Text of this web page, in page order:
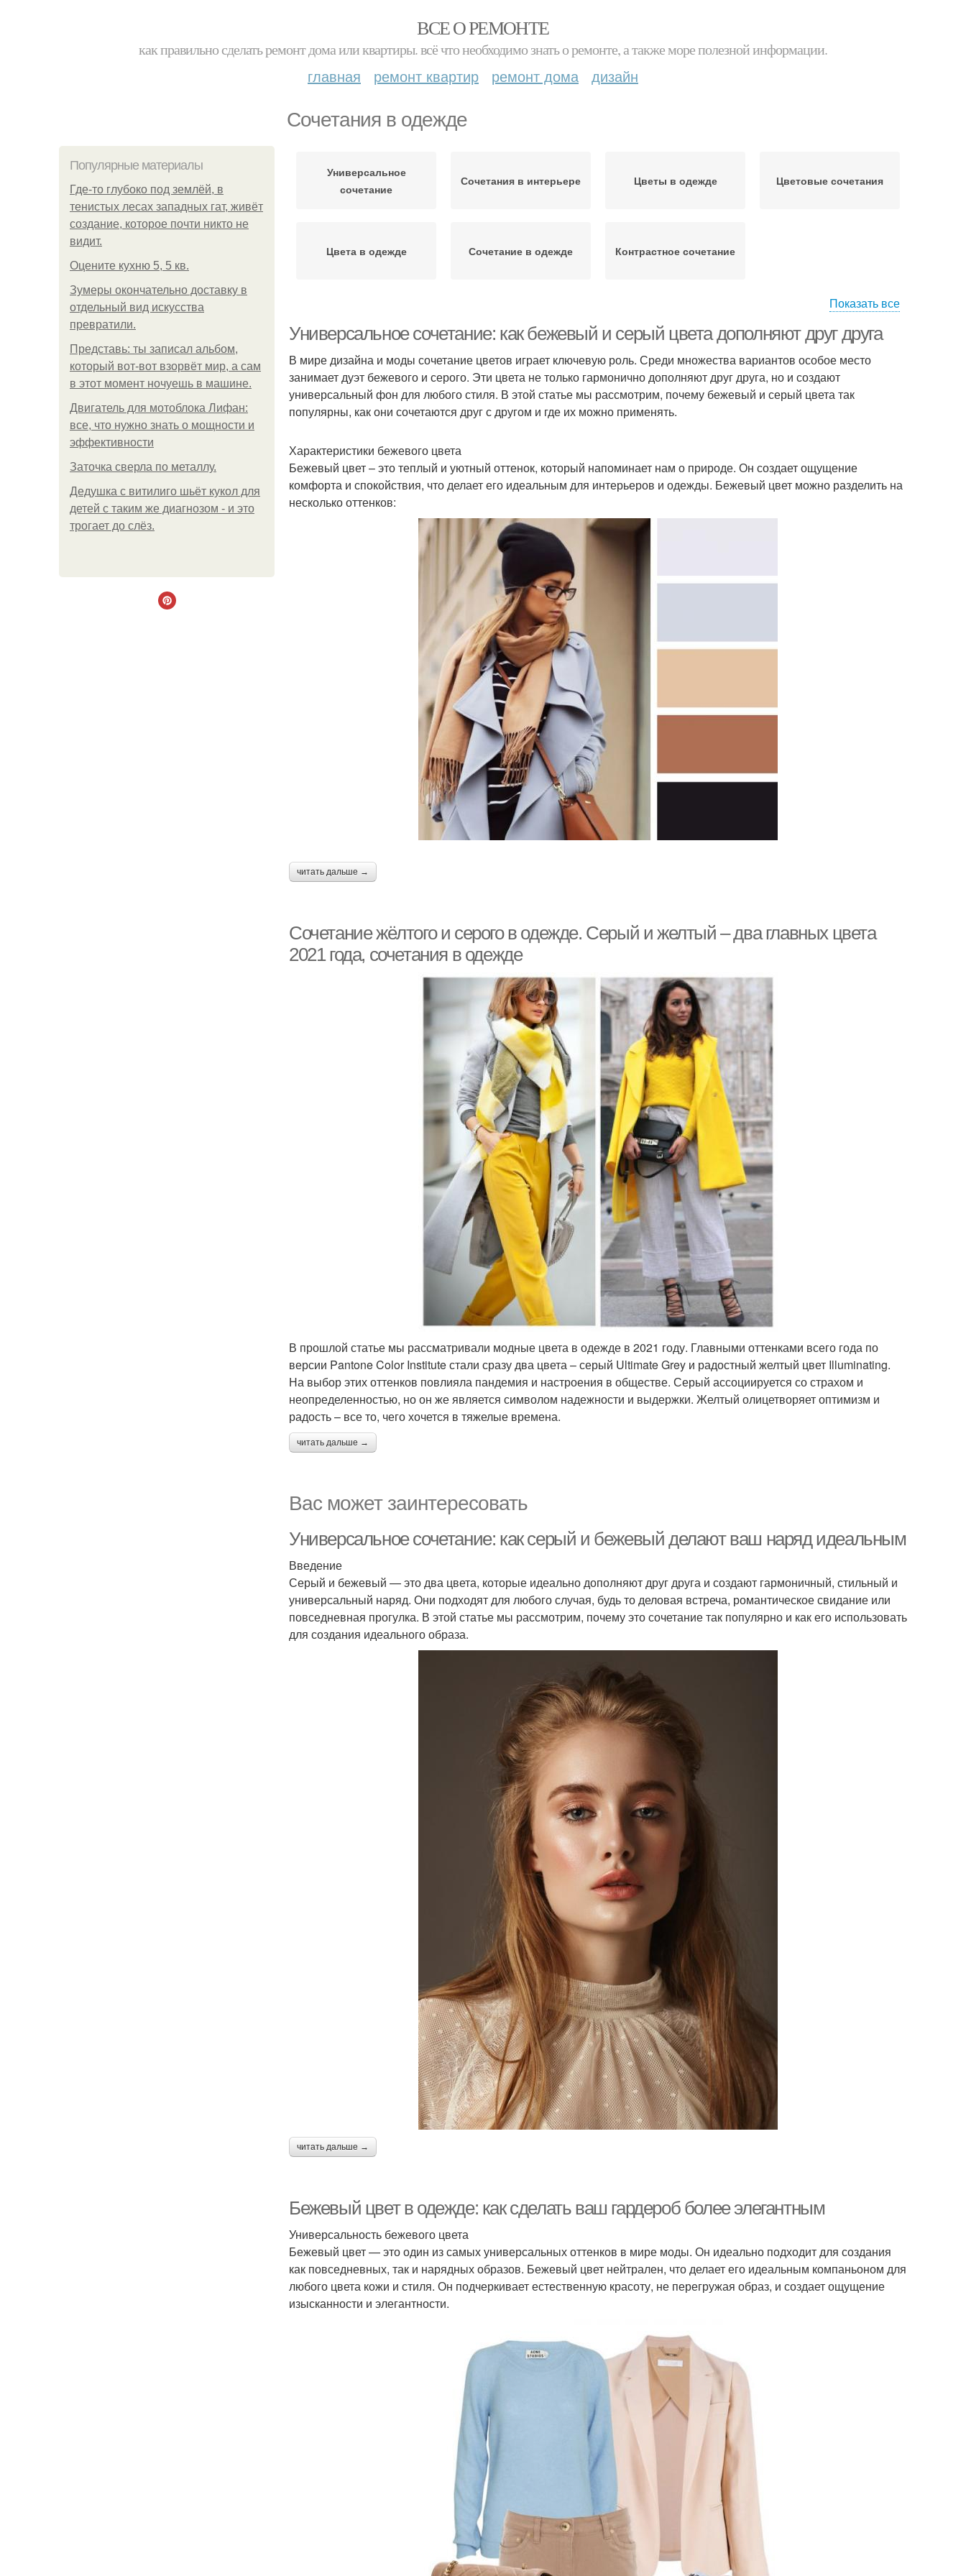
ВСЕ О РЕМОНТЕ
как правильно сделать ремонт дома или квартиры. всё что необходимо знать о ремонте, а также море полезной информации.
главная ремонт квартир ремонт дома дизайн
Сочетания в одежде
Популярные материалы
Где-то глубоко под землёй, в
тенистых лесах западных гат, живёт
создание, которое почти никто не
видит.
Оцените кухню 5, 5 кв.
Зумеры окончательно доставку в
отдельный вид искусства
превратили.
Представь: ты записал альбом,
который вот-вот взорвёт мир, а сам
в этот момент ночуешь в машине.
Двигатель для мотоблока Лифан:
все, что нужно знать о мощности и
эффективности
Заточка сверла по металлу.
Дедушка с витилиго шьёт кукол для
детей с таким же диагнозом - и это
трогает до слёз.
Универсальное
сочетание
Сочетания в интерьере Цветы в одежде Цветовые сочетания
Цвета в одежде Сочетание в одежде Контрастное сочетание
Показать все
Универсальное сочетание: как бежевый и серый цвета дополняют друг друга
В мире дизайна и моды сочетание цветов играет ключевую роль. Среди множества вариантов особое место
занимает дуэт бежевого и серого. Эти цвета не только гармонично дополняют друг друга, но и создают
универсальный фон для любого стиля. В этой статье мы рассмотрим, почему бежевый и серый цвета так
популярны, как они сочетаются друг с другом и где их можно применять.
Характеристики бежевого цвета
Бежевый цвет – это теплый и уютный оттенок, который напоминает нам о природе. Он создает ощущение
комфорта и спокойствия, что делает его идеальным для интерьеров и одежды. Бежевый цвет можно разделить на
несколько оттенков:
читать дальше →
Сочетание жёлтого и серого в одежде. Серый и желтый – два главных цвета
2021 года, сочетания в одежде
В прошлой статье мы рассматривали модные цвета в одежде в 2021 году. Главными оттенками всего года по
версии Pantone Color Institute стали сразу два цвета – серый Ultimate Grey и радостный желтый цвет Illuminating.
На выбор этих оттенков повлияла пандемия и настроения в обществе. Серый ассоциируется со страхом и
неопределенностью, но он же является символом надежности и выдержки. Желтый олицетворяет оптимизм и
радость – все то, чего хочется в тяжелые времена.
читать дальше →
Вас может заинтересовать
Универсальное сочетание: как серый и бежевый делают ваш наряд идеальным
Введение
Серый и бежевый — это два цвета, которые идеально дополняют друг друга и создают гармоничный, стильный и
универсальный наряд. Они подходят для любого случая, будь то деловая встреча, романтическое свидание или
повседневная прогулка. В этой статье мы рассмотрим, почему это сочетание так популярно и как его использовать
для создания идеального образа.
читать дальше →
Бежевый цвет в одежде: как сделать ваш гардероб более элегантным
Универсальность бежевого цвета
Бежевый цвет — это один из самых универсальных оттенков в мире моды. Он идеально подходит для создания
как повседневных, так и нарядных образов. Бежевый цвет нейтрален, что делает его идеальным компаньоном для
любого цвета кожи и стиля. Он подчеркивает естественную красоту, не перегружая образ, и создает ощущение
изысканности и элегантности.